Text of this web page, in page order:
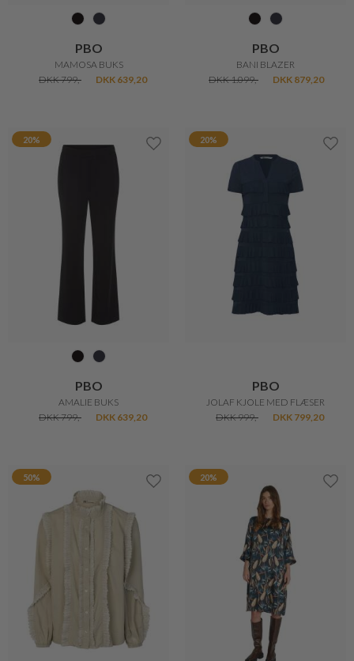
PBO
MAMOSA BUKS
DKK 799,-
DKK 639,20
PBO
BANI BLAZER
DKK 1.099,-
DKK 879,20
20%
PBO
AMALIE BUKS
DKK 799,-
DKK 639,20
20%
PBO
JOLAF KJOLE MED FLÆSER
DKK 999,-
DKK 799,20
50% 20%